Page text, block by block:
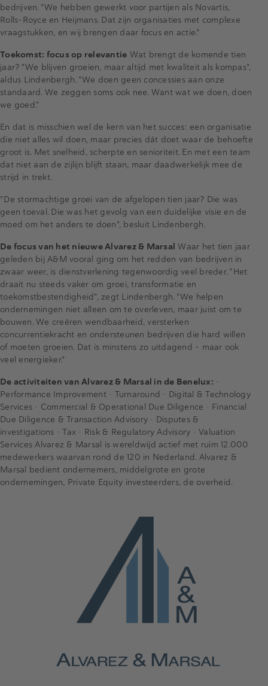
bedrijven. "We hebben gewerkt voor partijen als Novartis,
Rolls-Royce en Heijmans. Dat zijn organisaties met complexe
vraagstukken, en wij brengen daar focus en actie."
Toekomst: focus op relevantie Wat brengt de komende tien
jaar? "We blijven groeien, maar altijd met kwaliteit als kompas",
aldus Lindenbergh. "We doen geen concessies aan onze
standaard. We zeggen soms ook nee. Want wat we doen, doen
we goed."
En dat is misschien wel de kern van het succes: een organisatie
die niet alles wil doen, maar precies dát doet waar de behoefte
groot is. Met snelheid, scherpte en senioriteit. En met een team
dat niet aan de zijlijn blijft staan, maar daadwerkelijk mee de
strijd in trekt.
"De stormachtige groei van de afgelopen tien jaar? Die was
geen toeval. Die was het gevolg van een duidelijke visie en de
moed om het anders te doen", besluit Lindenbergh.
De focus van het nieuwe Alvarez & Marsal Waar het tien jaar
geleden bij A&M vooral ging om het redden van bedrijven in
zwaar weer, is dienstverlening tegenwoordig veel breder. "Het
draait nu steeds vaker om groei, transformatie en
toekomstbestendigheid", zegt Lindenbergh. "We helpen
ondernemingen niet alleen om te overleven, maar juist om te
bouwen. We creëren wendbaarheid, versterken
concurrentiekracht en ondersteunen bedrijven die hard willen
of moeten groeien. Dat is minstens zo uitdagend – maar ook
veel energieker."
De activiteiten van Alvarez & Marsal in de Benelux: •
Performance Improvement • Turnaround • Digital & Technology
Services • Commercial & Operational Due Diligence • Financial
Due Diligence & Transaction Advisory • Disputes &
investigations • Tax • Risk & Regulatory Advisory • Valuation
Services Alvarez & Marsal is wereldwijd actief met ruim 12.000
medewerkers waarvan rond de 120 in Nederland. Alvarez &
Marsal bedient ondernemers, middelgrote en grote
ondernemingen, Private Equity investeerders, de overheid.